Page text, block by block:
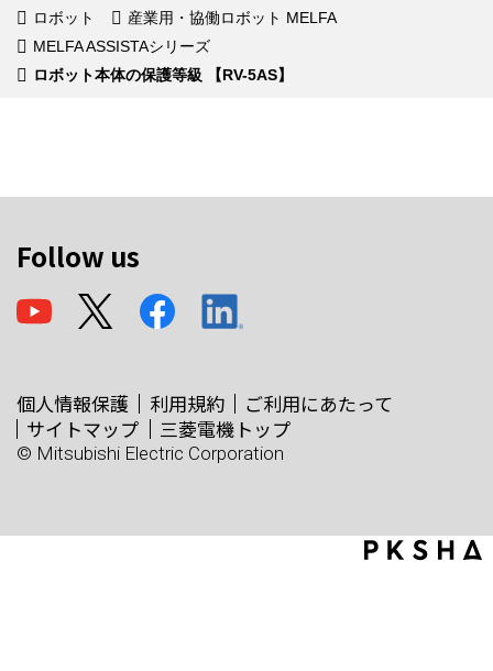
ロボット
産業用・協働ロボット MELFA
MELFA ASSISTAシリーズ
ロボット本体の保護等級 【RV-5AS】
Follow us
個人情報保護 利用規約
ご利用にあたって
サイトマップ
三菱電機トップ
© Mitsubishi Electric Corporation